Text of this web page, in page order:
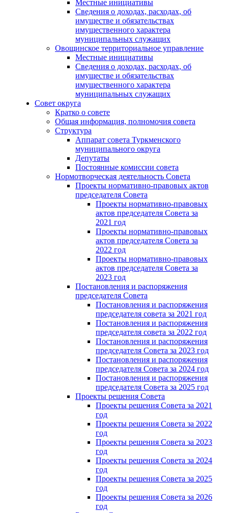
Местные инициативы
Сведения о доходах, расходах, об
имуществе и обязательствах
имущественного характера
муниципальных служащих
Овощинское территориальное управление
Местные инициативы
Сведения о доходах, расходах, об
имуществе и обязательствах
имущественного характера
муниципальных служащих
Совет округа
Кратко о совете
Общая информация, полномочия совета
Структура
Аппарат совета Туркменского
муниципального округа
Депутаты
Постоянные комиссии совета
Нормотворческая деятельность Совета
Проекты нормативно-правовых актов
председателя Cовета
Проекты нормативно-правовых
актов председателя Cовета за
2021 год
Проекты нормативно-правовых
актов председателя Cовета за
2022 год
Проекты нормативно-правовых
актов председателя Cовета за
2023 год
Постановления и распоряжения
председателя Cовета
Постановления и распоряжения
председателя совета за 2021 год
Постановления и распоряжения
председателя совета за 2022 год
Постановления и распоряжения
председателя Cовета за 2023 год
Постановления и распоряжения
председателя Cовета за 2024 год
Постановления и распоряжения
председателя Cовета за 2025 год
Проекты решения Cовета
Проекты решения Совета за 2021
год
Проекты решения Совета за 2022
год
Проекты решения Cовета за 2023
год
Проекты решения Совета за 2024
год
Проекты решения Совета за 2025
год
Проекты решения Совета за 2026
год